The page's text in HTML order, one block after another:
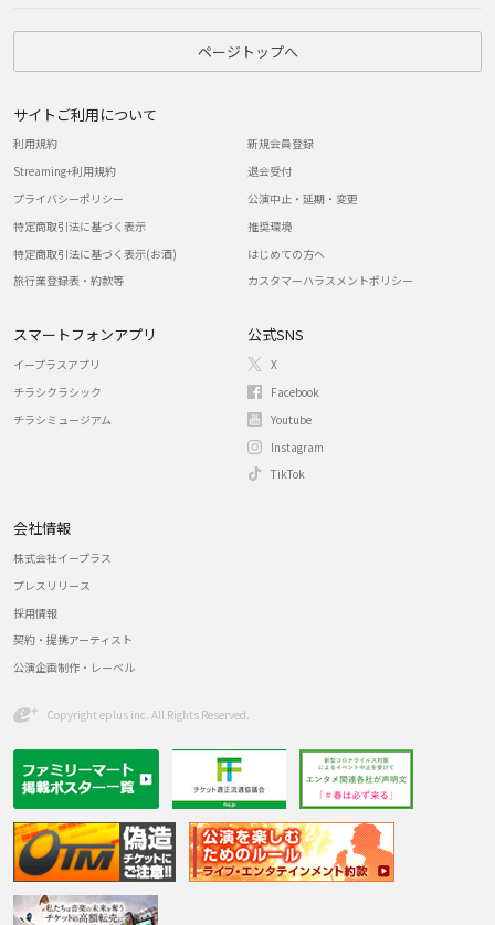
ページトップへ
サイトご利用について
利用規約
Streaming+利用規約
プライバシーポリシー
特定商取引法に基づく表示
特定商取引法に基づく表示(お酒)
旅行業登録表・約款等
新規会員登録
退会受付
公演中止・延期・変更
推奨環境
はじめての方へ
カスタマーハラスメントポリシー
スマートフォンアプリ
イープラスアプリ
チラシクラシック
チラシミュージアム
公式SNS
X
Facebook
Youtube
Instagram
TikTok
会社情報
株式会社イープラス
プレスリリース
採用情報
契約・提携アーティスト
公演企画制作・レーベル
Copyright eplus inc. All Rights Reserved.